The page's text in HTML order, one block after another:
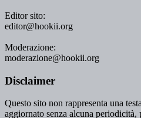
Editor sito:
editor@hookii.org
Moderazione:
moderazione@hookii.org
Disclaimer
Questo sito non rappresenta una
aggiornato senza alcuna